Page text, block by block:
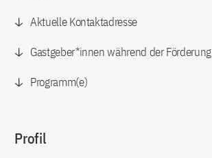
Aktuelle Kontaktadresse
Gastgeber*innen während der Förderung
Programm(e)
Profil